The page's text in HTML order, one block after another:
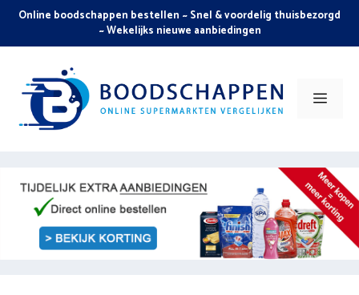
Skip
content
Online boodschappen bestellen ~ Snel & voordelig thuisbezorgd
~ Wekelijks nieuwe aanbiedingen
Menu